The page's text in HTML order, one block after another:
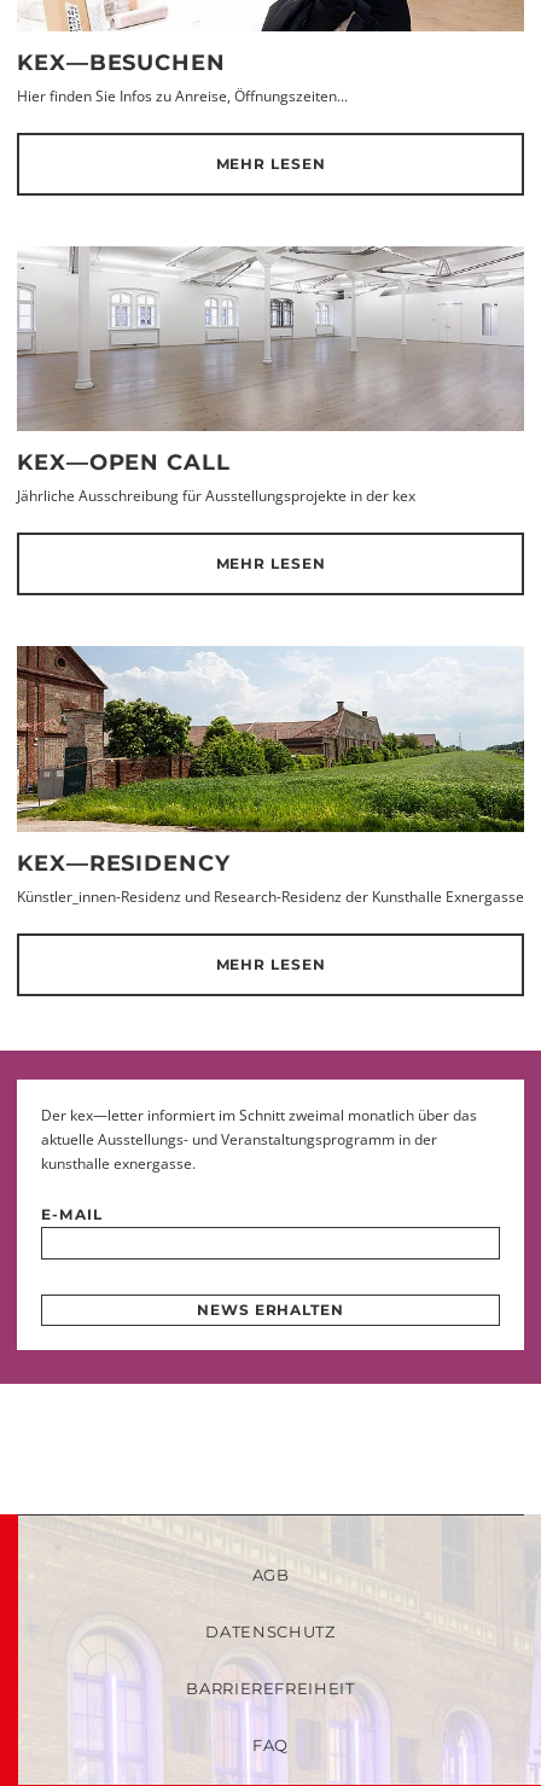
KEX—BESUCHEN
Hier finden Sie Infos zu Anreise, Öffnungszeiten...
MEHR LESEN
KEX—OPEN CALL
Jährliche Ausschreibung für Ausstellungsprojekte in der kex
MEHR LESEN
KEX—RESIDENCY
Künstler_innen-Residenz und Research-Residenz der Kunsthalle Exnergasse
MEHR LESEN
Der kex—letter informiert im Schnitt zweimal monatlich über das
aktuelle Ausstellungs- und Veranstaltungsprogramm in der
kunsthalle exnergasse.
E-MAIL
NEWS ERHALTEN
AGB
DATENSCHUTZ
BARRIEREFREIHEIT
FAQ